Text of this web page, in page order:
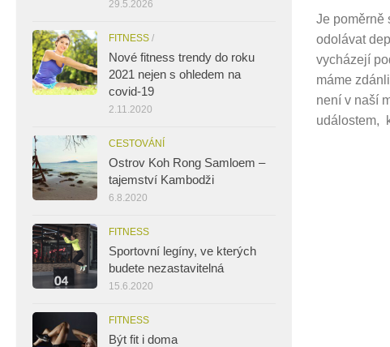
Je poměrně
odolávat
vycházejí
máme
není v naší
událostem,
29.5.2026
FITNESS /
Nové fitness trendy do roku
2021 nejen s ohledem na
covid-19
2.11.2020
CESTOVÁNÍ
Ostrov Koh Rong Samloem –
tajemství Kambodži
6.8.2020
FITNESS
Sportovní legíny, ve kterých
budete nezastavitelná
15.6.2020
FITNESS
Být fit i doma